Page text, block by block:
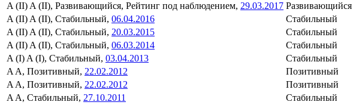
A (II) A (II), Развивающийся, Рейтинг под наблюдением, 29.03.2017 Развивающийся
A (II) A (II), Стабильный, 06.04.2016 Стабильный
A (II) A (II), Стабильный, 20.03.2015 Стабильный
A (II) A (II), Стабильный, 06.03.2014 Стабильный
A (I) A (I), Стабильный, 03.04.2013 Стабильный
A A, Позитивный, 22.02.2012 Позитивный
A A, Позитивный, 22.02.2012 Позитивный
A A, Стабильный, 27.10.2011 Стабильный